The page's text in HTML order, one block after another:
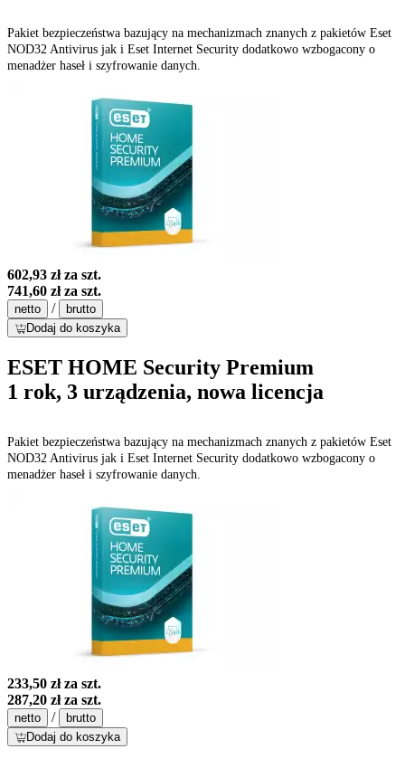
Pakiet bezpieczeństwa bazujący na mechanizmach znanych z pakietów Eset
NOD32 Antivirus jak i Eset Internet Security dodatkowo wzbogacony o
menadżer haseł i szyfrowanie danych.
602,93 złza szt.
741,60 złza szt.
netto /
brutto
Dodaj do koszyka
ESET HOME Security Premium
1 rok, 3 urządzenia, nowa licencja
Pakiet bezpieczeństwa bazujący na mechanizmach znanych z pakietów Eset
NOD32 Antivirus jak i Eset Internet Security dodatkowo wzbogacony o
menadżer haseł i szyfrowanie danych.
233,50 złza szt.
287,20 złza szt.
netto /
brutto
Dodaj do koszyka